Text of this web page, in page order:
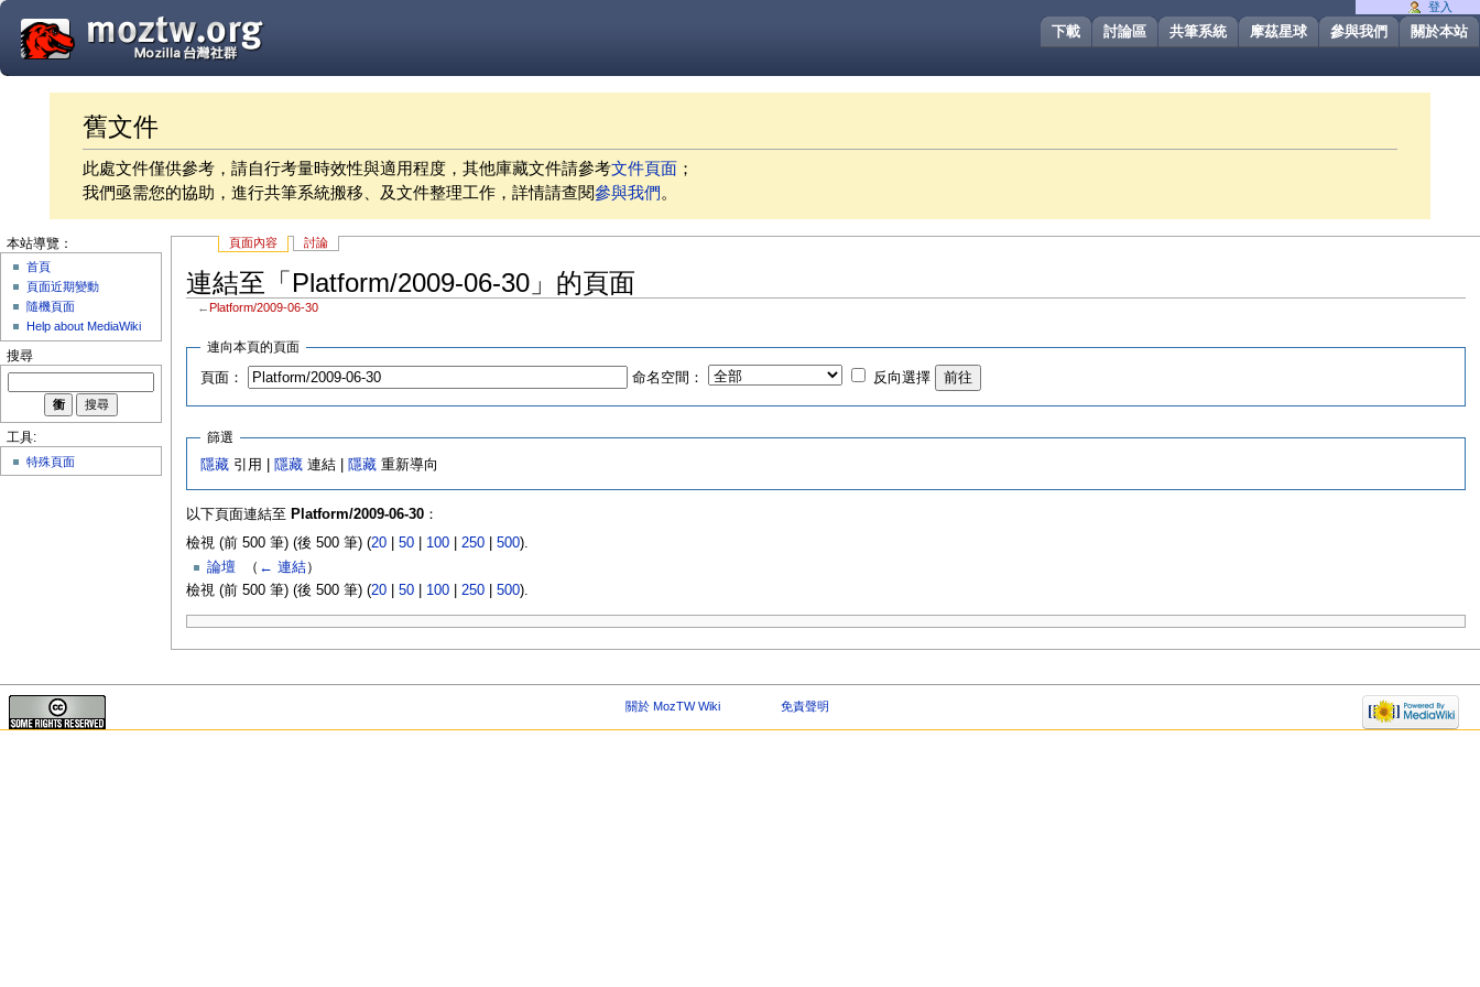
關於本站
參與我們
摩茲星球
共筆系統
討論區
下載
舊文件
此處文件僅供參考，請自行考量時效性與適用程度，其他庫藏文件請參考文件頁面 ；
我們亟需您的協助，進行共筆系統搬移、及文件整理工作，詳情請查閱參與我們。
頁面內容 討論
連結至「Platform/2009-06-30」的頁面
← Platform/2009-06-30
連向本頁的頁面
頁面： 命名空間： 反向選擇
篩選
隱藏 引用 | 隱藏 連結 | 隱藏 重新導向
以下頁面連結至 Platform/2009-06-30：
檢視 (前 500 筆) (後 500 筆) (20| 50| 100| 250| 500).
論壇
（ ← 連結）
檢視 (前 500 筆) (後 500 筆) (20| 50| 100| 250| 500).
登入
本站導覽：
首頁
頁面近期變動
隨機頁面
Help about MediaWiki
搜尋
工具:
特殊頁面
關於 MozTW Wiki 免責聲明